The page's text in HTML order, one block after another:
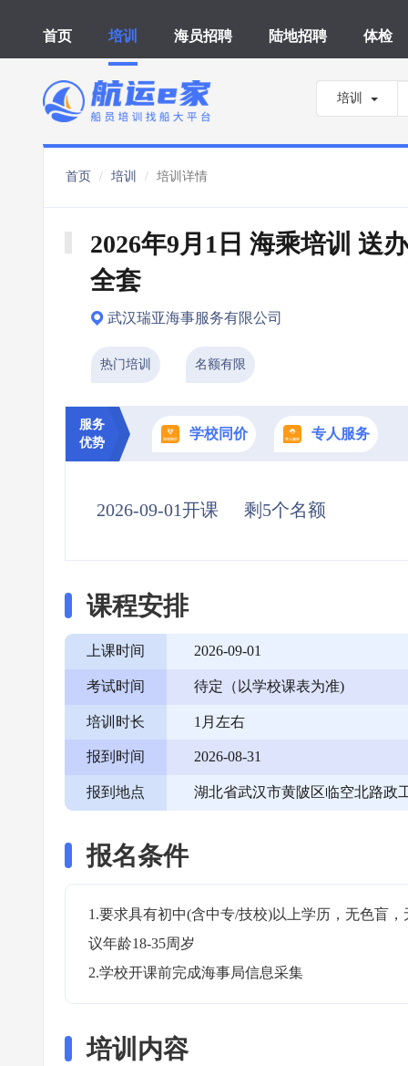
首页 培训 海员招聘 陆地招聘 体检
培训
首页 培训 培训详情
2026年9月1日 海乘培训 送
全套
武汉瑞亚海事服务有限公司
热门培训 名额有限
服务
优势
学校同价 专人服务
2026-09-01开课 剩5个名额
课程安排
上课时间 2026-09-01
考试时间 待定（以学校课表为准)
培训时长 1月左右
报到时间 2026-08-31
报到地点 湖北省武汉市黄陂区临空北路政
报名条件
1.要求具有初中(含中专/技校)以上学历，无色盲
议年龄18-35周岁
2.学校开课前完成海事局信息采集
培训内容